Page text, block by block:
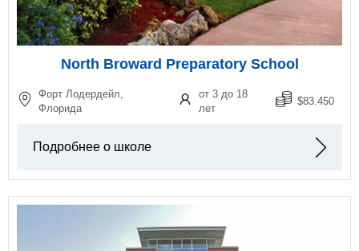
North Broward Preparatory School
Форт Лодердейл,
Флорида
от 3 до 18
лет
$83.450
Подробнее о школе